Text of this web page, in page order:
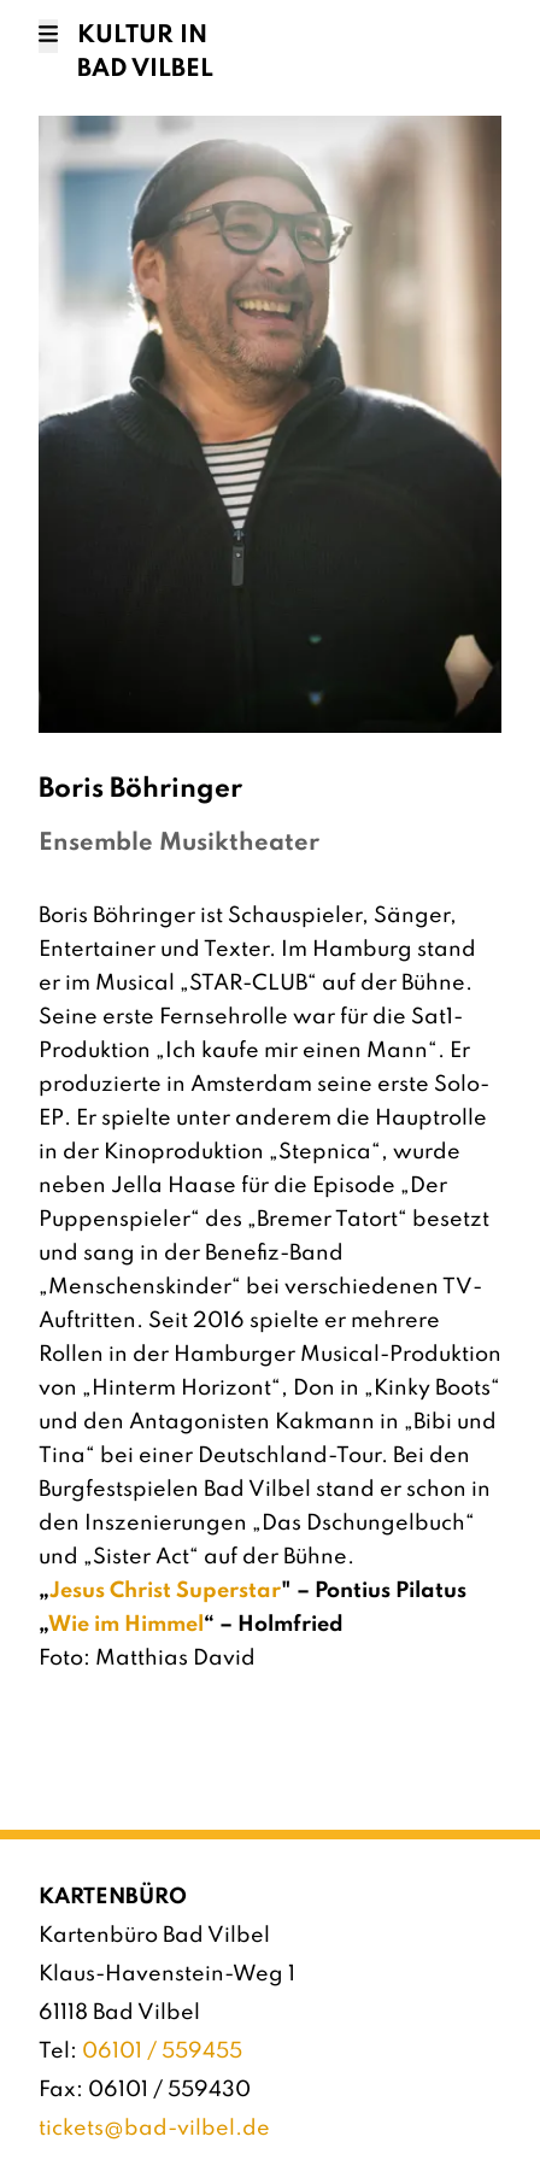
KULTUR IN
BAD VILBEL
Boris Böhringer
Ensemble Musiktheater
Boris Böhringer ist Schauspieler, Sänger,
Entertainer und Texter. Im Hamburg stand
er im Musical „STAR-CLUB“ auf der Bühne.
Seine erste Fernsehrolle war für die Sat1-
Produktion „Ich kaufe mir einen Mann“. Er
produzierte in Amsterdam seine erste Solo-
EP. Er spielte unter anderem die Hauptrolle
in der Kinoproduktion „Stepnica“, wurde
neben Jella Haase für die Episode „Der
Puppenspieler“ des „Bremer Tatort“ besetzt
und sang in der Benefiz-Band
„Menschenskinder“ bei verschiedenen TV-
Auftritten. Seit 2016 spielte er mehrere
Rollen in der Hamburger Musical-Produktion
von „Hinterm Horizont“, Don in „Kinky Boots“
und den Antagonisten Kakmann in „Bibi und
Tina“ bei einer Deutschland-Tour. Bei den
Burgfestspielen Bad Vilbel stand er schon in
den Inszenierungen „Das Dschungelbuch“
und „Sister Act“ auf der Bühne.
„Jesus Christ Superstar" – Pontius Pilatus
„Wie im Himmel “ – Holmfried
Foto: Matthias David
KARTENBÜRO
Kartenbüro Bad Vilbel
Klaus-Havenstein-Weg 1
61118 Bad Vilbel
Tel: 06101 / 559455
Fax: 06101 / 559430
tickets@bad-vilbel.de